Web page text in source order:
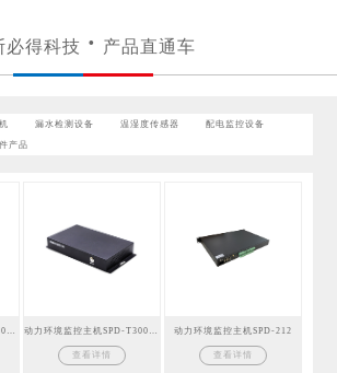
必得科技 产品直通车
漏水检测设备 温湿度传感器 配电监控设备
产品
查看详情
动力环境监控主机SPD-212
查看详情